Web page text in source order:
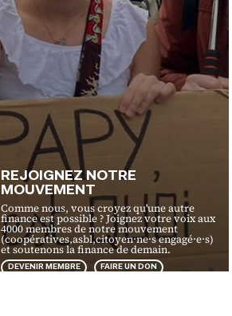
REJOIGNEZ NOTRE
MOUVEMENT
Comme nous, vous croyez qu'une autre
finance est possible ? Joignez votre voix aux
4000 membres de notre mouvement
(coopératives,asbl,citoyen·ne·s engagé·e·s)
et soutenons la finance de demain.
DEVENIR MEMBRE FAIRE UN DON